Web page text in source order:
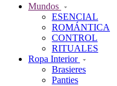
Mundos
ESENCIAL
ROMÁNTICA
CONTROL
RITUALES
Ropa Interior
Brasieres
Panties